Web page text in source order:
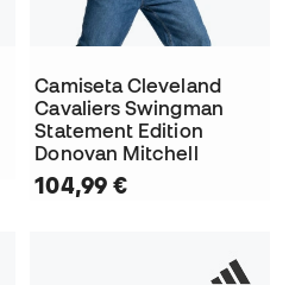
Camiseta Cleveland
Cavaliers Swingman
Statement Edition
Donovan Mitchell
104,99 €